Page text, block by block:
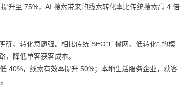
升至 75%，AI 搜索带来的线索转化率比传统搜索高 4 倍
、转化意愿强。相比传统 SEO“广撒网、低转化” 的模
，降低单客获客成本。
40%，线索有效率提升 50%；本地生活服务企业，获客